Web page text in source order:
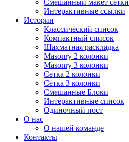
Смешанный макет сетки
Интерактивные ссылки
Истории
Классический список
Компактный список
Шахматная раскладка
Masonry 2 колонки
Masonry 3 колонки
Сетка 2 колонки
Сетка 3 колонки
Смешанные Блоки
Интерактивные список
Одиночный пост
О нас
О нашей команде
Контакты